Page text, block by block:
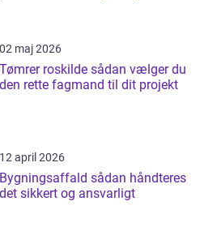
02 maj 2026
Tømrer roskilde sådan vælger du
den rette fagmand til dit projekt
12 april 2026
Bygningsaffald sådan håndteres
det sikkert og ansvarligt